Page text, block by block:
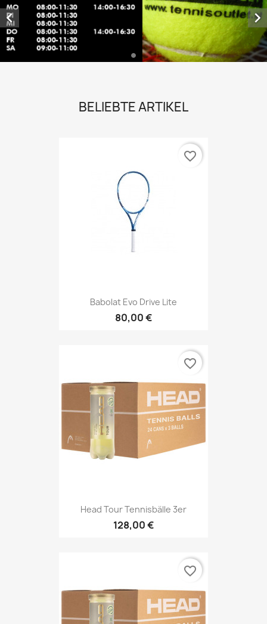
 
BELIEBTE ARTIKEL
Babolat Evo Drive Lite
80,00 €
favorite_border
Head Tour Tennisbälle 3er
128,00 €
favorite_border
favorite_border